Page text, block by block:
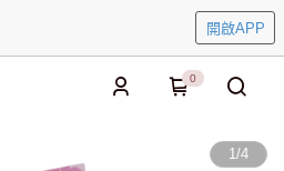
開啟APP
0
1/4